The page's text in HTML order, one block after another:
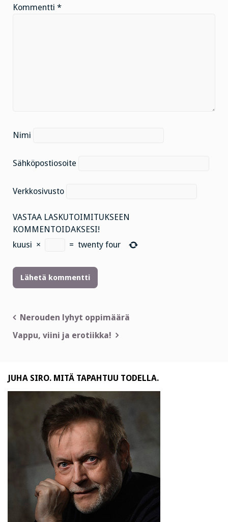
Kommentti *
Nimi
Sähköpostiosoite
Verkkosivusto
VASTAA LASKUTOIMITUKSEEN
KOMMENTOIDAKSESI!
kuusi × = twenty four
Artikkelien
selaus
Nerouden lyhyt oppimäärä
Vappu, viini ja erotiikka!
JUHA SIRO. MITÄ TAPAHTUU TODELLA.